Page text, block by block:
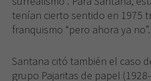
tenían cierto sentido en 1975
franquismo “pero ahora ya no”.
Santana citó también el caso
grupo Pajaritas de papel